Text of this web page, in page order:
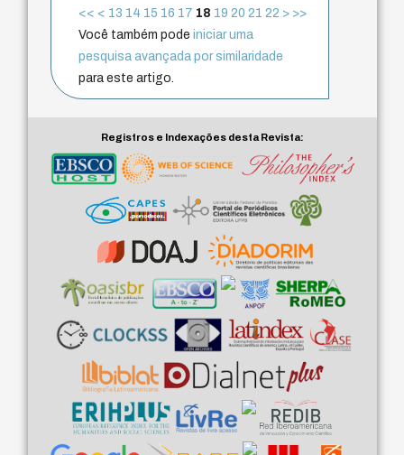
<< < 13 14 15 16 17 18 19 20 21 22 > >>
Você também podeiniciar uma
pesquisa avançada por similaridade
para este artigo.
Registros e Indexações desta Revista: